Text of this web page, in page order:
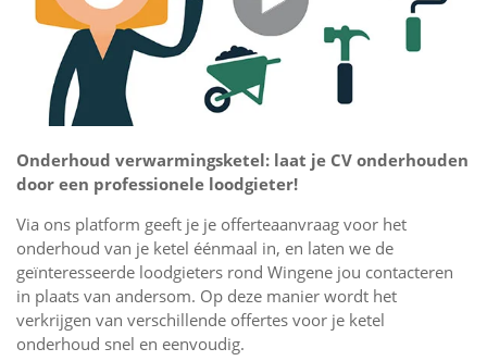
Onderhoud verwarmingsketel: laat je CV onderhouden
door een professionele loodgieter!
Via ons platform geeft je je offerteaanvraag voor het
onderhoud van je ketel éénmaal in, en laten we de
geïnteresseerde loodgieters rond Wingene jou contacteren
in plaats van andersom. Op deze manier wordt het
verkrijgen van verschillende offertes voor je ketel
onderhoud snel en eenvoudig.